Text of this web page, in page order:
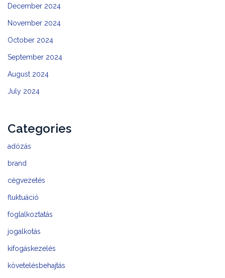
December 2024
November 2024
October 2024
September 2024
August 2024
July 2024
Categories
adózás
brand
cégvezetés
fluktuáció
foglalkoztatás
jogalkotás
kifogáskezelés
követelésbehajtás